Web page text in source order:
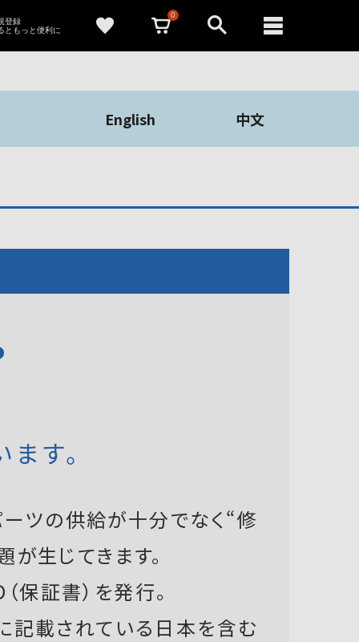
登録
ともっと便利に
0
English 中文
す。
ツの供給が十分でなく“修
生じてきます。
保証書）を発行。
記載されている日本を含む